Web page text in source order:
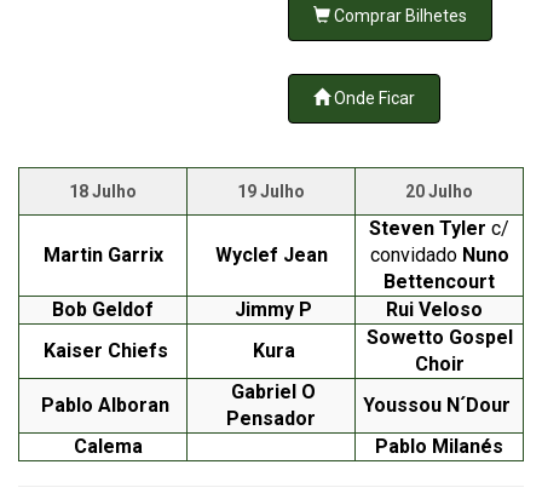
Comprar Bilhetes
Onde Ficar
18 Julho 19 Julho 20 Julho
Martin Garrix Wyclef Jean
Steven Tyler c/
convidado Nuno
Bettencourt
Bob Geldof
Jimmy P
Rui Veloso
Kaiser Chiefs
Kura
Sowetto Gospel
Choir
Pablo Alboran
Gabriel O
Pensador
Youssou N´Dour
Calema
Pablo Milanés